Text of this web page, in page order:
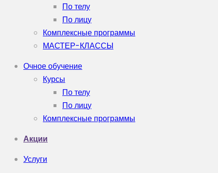
По телу
По лицу
Комплексные программы
МАСТЕР-КЛАССЫ
Очное обучение
Курсы
По телу
По лицу
Комплексные программы
Акции
Услуги